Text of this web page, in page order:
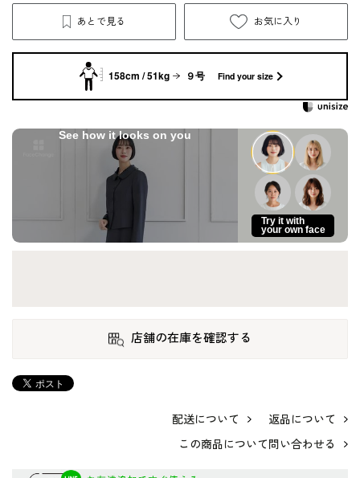
あとで見る お気に入り
158cm / 51kg ９号 Find your size
See how it looks on you
Try it with
your own face
店舗の在庫を確認する
配送について
返品について
この商品について問い合わせる